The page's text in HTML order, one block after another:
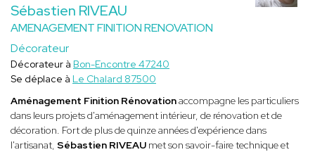
Sébastien RIVEAU
AMENAGEMENT FINITION RENOVATION
Décorateur
Décorateur à Bon-Encontre 47240
Se déplace à Le Chalard 87500
Aménagement Finition Rénovationaccompagne les particuliers
dans leurs projets d'aménagement intérieur, de rénovation et de
décoration. Fort de plus de quinze années d'expérience dans
l'artisanat, Sébastien RIVEAU met son savoir-faire technique et